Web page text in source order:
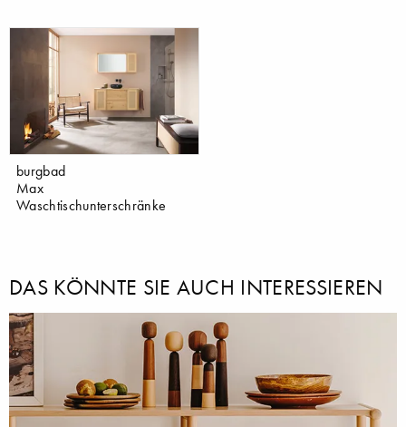
burgbad
Max
Waschtischunterschränke
DAS KÖNNTE SIE AUCH INTERESSIEREN